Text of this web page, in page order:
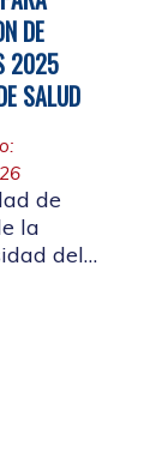
en
las
la
de
DE
2025
SALUD
de
la
del